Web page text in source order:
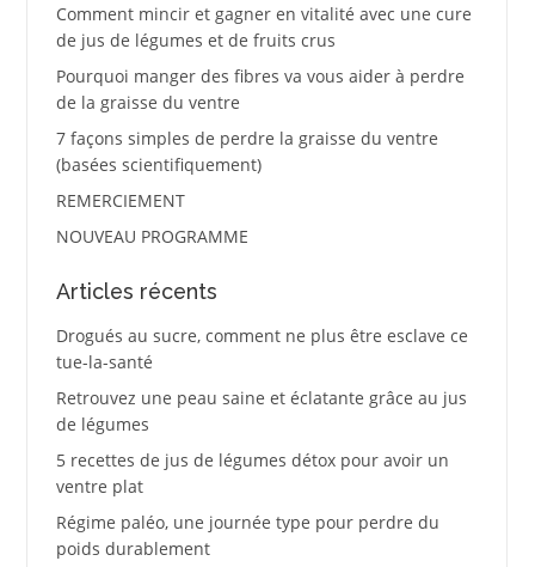
Comment mincir et gagner en vitalité avec une cure
de jus de légumes et de fruits crus
Pourquoi manger des fibres va vous aider à perdre
de la graisse du ventre
7 façons simples de perdre la graisse du ventre
(basées scientifiquement)
REMERCIEMENT
NOUVEAU PROGRAMME
Articles récents
Drogués au sucre, comment ne plus être esclave ce
tue-la-santé
Retrouvez une peau saine et éclatante grâce au jus
de légumes
5 recettes de jus de légumes détox pour avoir un
ventre plat
Régime paléo, une journée type pour perdre du
poids durablement